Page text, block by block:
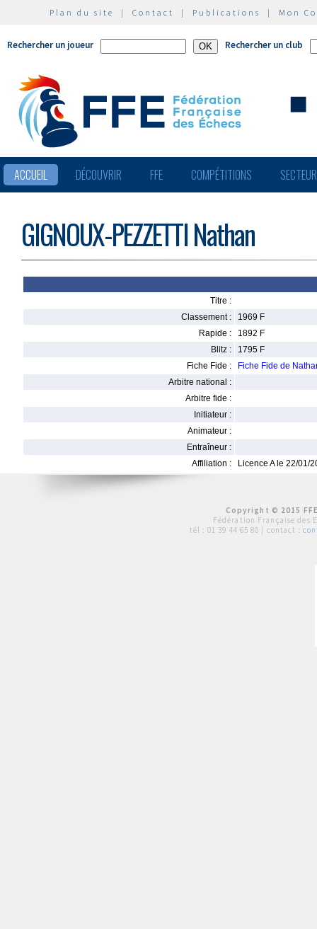
Plan du site | Contact | Publications | Mon
Rechercher un joueur Rechercher un club
ACCUEIL DÉCOUVRIR FFE COMPÉTITIONS
GIGNOUX-PEZZETTI Nathan
Titre :
Classement :
1969 F
Rapide :
1892 F
Blitz :
1795 F
Fiche Fide :
Fiche Fide de
Arbitre national :
Arbitre fide :
Initiateur :
Animateur :
Entraîneur :
Affiliation :
Licence A le 22/01/
Copyright © 2015
Fédération Française des
tél : 01 39 44 65 80 | contact :